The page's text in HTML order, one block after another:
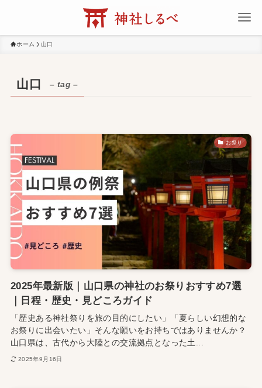
ホーム 山口
山口 – tag –
お祭り
2025年最新版｜山口県の神社のお祭りおすすめ7選
｜日程・歴史・見どころガイド
「歴史ある神社祭りを旅の目的にしたい」「夏らしい幻想的な
お祭りに出会いたい」そんな願いをお持ちではありませんか？
山口県は、古代から大陸との交流拠点となった土...
2025年9月16日